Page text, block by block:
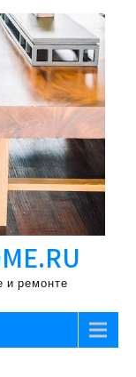
и ремонте